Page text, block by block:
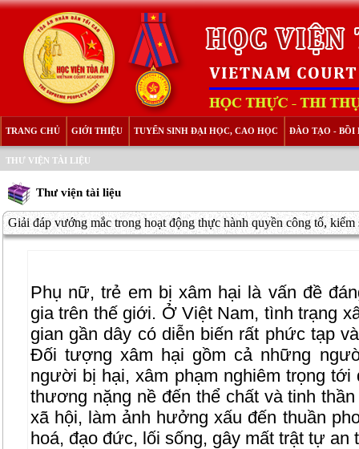
TRANG CHỦ GIỚI THIỆU TUYỂN SINH ĐẠI HỌC, CAO HỌC ĐÀO TẠO - BỒI
THƯ VIỆN TÀI LIỆU
Thư viện tài liệu
Giải đáp vướng mắc trong hoạt động thực hành quyền công tố, kiểm
Phụ nữ, trẻ em bị xâm hại là vấn đề
gia trên thế giới. Ở Việt Nam, tình trạng
gian gần dây có diễn biến rất phức tạp
Đối tượng xâm hại gồm cả những
người bị hại, xâm phạm nghiêm trọng
thương nặng nề đến thể chất và tinh
xã hội, làm ảnh hưởng xấu đến thuần
hoá, đạo đức, lối sống, gây mất trật tự an